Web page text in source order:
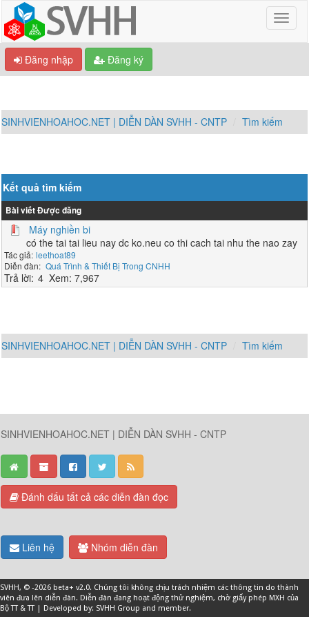
Đăng nhập Đăng ký
SINHVIENHOAHOC.NET | DIỄN DÀN SVHH - CNTP Tìm kiếm
Kết quả tìm kiếm
Bài viếtĐược đăng
Máy nghiền bi
có the tai tai lieu nay dc ko.neu co thi cach tai nhu the nao zay
leethoat89
Quá Trình & Thiết Bị Trong CNHH
4 7,967
SINHVIENHOAHOC.NET | DIỄN DÀN SVHH - CNTP Tìm kiếm
SINHVIENHOAHOC.NET | DIỄN DÀN SVHH - CNTP
Đánh dấu tất cả các diễn đàn đọc
Liên hệ Nhóm diễn đàn
SVHH, © -2026 beta+ v2.0. Chúng tôi không chịu trách nhiệm các thông tin do thành
viên đưa lên diễn đàn. Diễn đàn đang hoạt động thử nghiệm, chờ giấy phép MXH của
Bộ TT & TT | Developed by: SVHH Group and member.